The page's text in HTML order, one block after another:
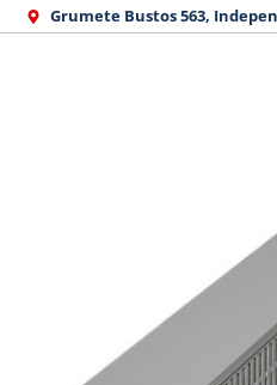
Grumete Bustos 563,